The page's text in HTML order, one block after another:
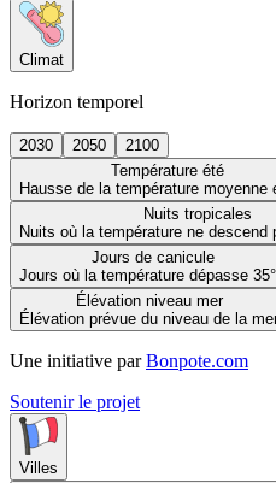
Climat
Horizon temporel
2030 2050
2100
Température été
Hausse de la température moyenne
Nuits tropicales
Nuits où la température ne descend
Jours de canicule
Jours où la température dépasse
Élévation niveau mer
Élévation prévue du niveau de la
Une initiative par Bonpote.com
Soutenir le projet
Villes